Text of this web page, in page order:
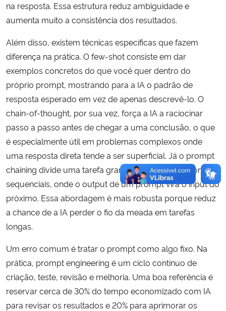
na resposta. Essa estrutura reduz ambiguidade e
aumenta muito a consistência dos resultados.
Além disso, existem técnicas específicas que fazem
diferença na prática. O few-shot consiste em dar
exemplos concretos do que você quer dentro do
próprio prompt, mostrando para a IA o padrão de
resposta esperado em vez de apenas descrevê-lo. O
chain-of-thought, por sua vez, força a IA a raciocinar
passo a passo antes de chegar a uma conclusão, o que
é especialmente útil em problemas complexos onde
uma resposta direta tende a ser superficial. Já o prompt
chaining divide uma tarefa grande em etapas menores e
sequenciais, onde o output de um prompt vira o input do
próximo. Essa abordagem é mais robusta porque reduz
a chance de a IA perder o fio da meada em tarefas
longas.
Um erro comum é tratar o prompt como algo fixo. Na
prática, prompt engineering é um ciclo contínuo de
criação, teste, revisão e melhoria. Uma boa referência é
reservar cerca de 30% do tempo economizado com IA
para revisar os resultados e 20% para aprimorar os